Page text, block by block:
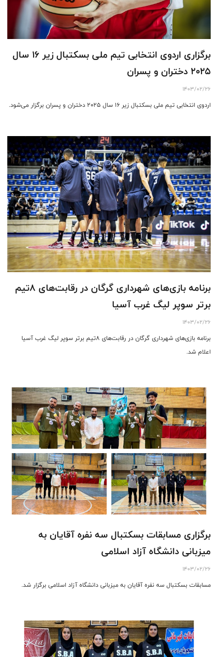
برگزاری اردوی انتخابی تیم ملی بسکتبال زیر 16 سال
۲۰۲۵ دختران و پسران
1403/02/26
اردوی انتخابی تیم ملی بسکتبال زیر 16 سال ۲۰۲۵ دختران و پسران برگزار می‌شود.
برنامه بازی‌های شهرداری گرگان در رقابت‌های ۸تیم
برتر سوپر لیگ غرب آسیا
1403/02/26
برنامه بازی‌های شهرداری گرگان در رقابت‌های ۸تیم برتر سوپر لیگ غرب آسیا
اعلام شد.
برگزاری مسابقات بسکتبال سه نفره آقایان به
میزبانی دانشگاه آزاد اسلامی
1403/02/26
مسابقات بسکتبال سه نفره آقایان به میزبانی دانشگاه آزاد اسلامی برگزار شد.